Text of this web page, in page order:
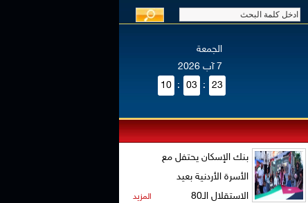
الجمعة
7 آب 2026
10 : 03 : 24
بنك الإسكان يحتفل مع
الأسرة الأردنية بعيد
الاستقلال الـ80
المزيد